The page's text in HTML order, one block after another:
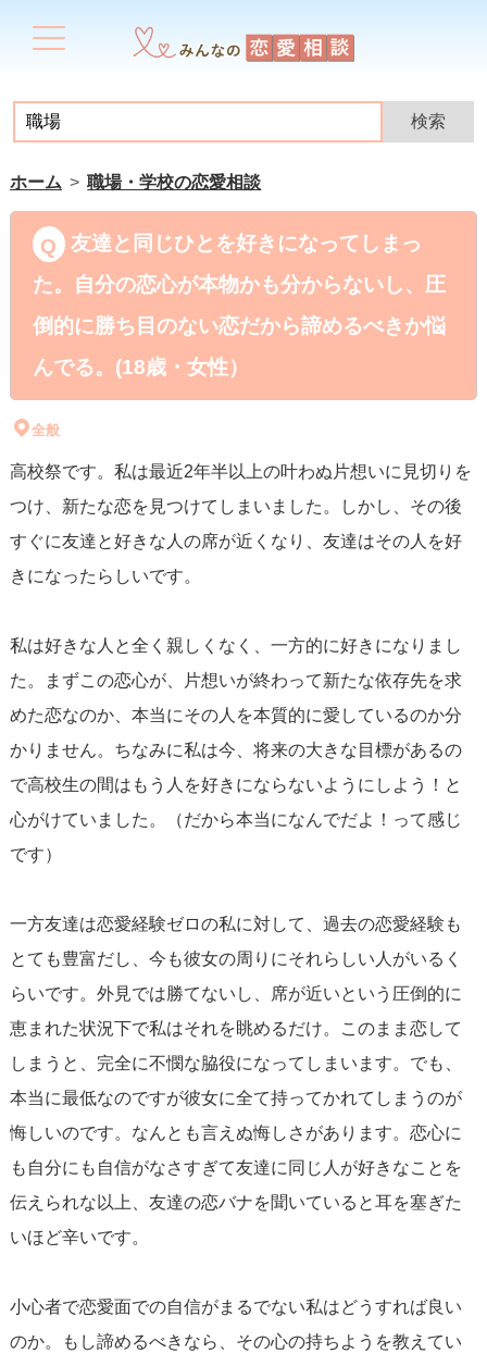
ホーム 職場・学校の恋愛相談
友達と同じひとを好きになってしまっ
た。自分の恋心が本物かも分からないし、圧
倒的に勝ち目のない恋だから諦めるべきか悩
んでる。(18歳・女性）
全般
高校祭です。私は最近2年半以上の叶わぬ片想いに見切りを
つけ、新たな恋を見つけてしまいました。しかし、その後
すぐに友達と好きな人の席が近くなり、友達はその人を好
きになったらしいです。
私は好きな人と全く親しくなく、一方的に好きになりまし
た。まずこの恋心が、片想いが終わって新たな依存先を求
めた恋なのか、本当にその人を本質的に愛しているのか分
かりません。ちなみに私は今、将来の大きな目標があるの
で高校生の間はもう人を好きにならないようにしよう！と
心がけていました。（だから本当になんでだよ！って感じ
です）
一方友達は恋愛経験ゼロの私に対して、過去の恋愛経験も
とても豊富だし、今も彼女の周りにそれらしい人がいるく
らいです。外見では勝てないし、席が近いという圧倒的に
恵まれた状況下で私はそれを眺めるだけ。このまま恋して
しまうと、完全に不憫な脇役になってしまいます。でも、
本当に最低なのですが彼女に全て持ってかれてしまうのが
悔しいのです。なんとも言えぬ悔しさがあります。恋心に
も自分にも自信がなさすぎて友達に同じ人が好きなことを
伝えられな以上、友達の恋バナを聞いていると耳を塞ぎた
いほど辛いです。
小心者で恋愛面での自信がまるでない私はどうすれば良い
のか。もし諦めるべきなら、その心の持ちようを教えてい